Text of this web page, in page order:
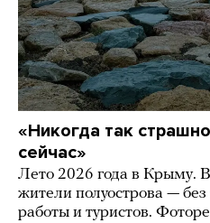
«Никогда так
сейчас»
Лето 2026 года в Крыму.
жители полуострова — без
работы и туристов.